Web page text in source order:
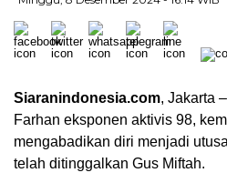
Siaranindonesia.com, Jakarta
Farhan eksponen aktivis 98,
mengabadikan diri menjadi
telah ditinggalkan Gus Miftah.